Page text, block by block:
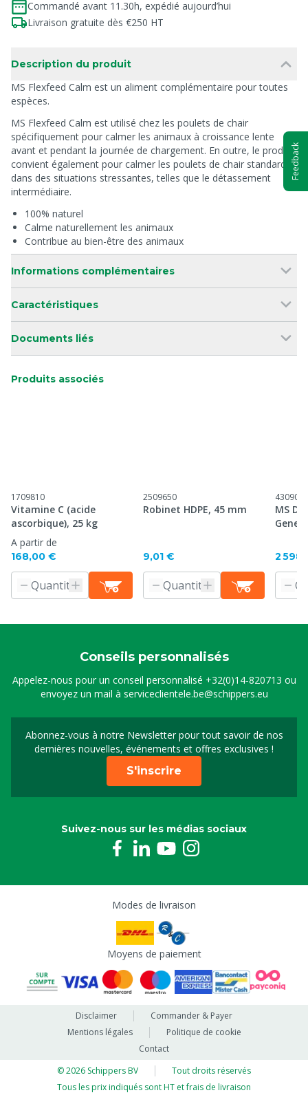
Commandé avant 11.30h, expédié aujourd’hui
Livraison gratuite dès €250 HT
Description du produit
MS Flexfeed Calm est un aliment complémentaire pour toutes
espèces.
MS Flexfeed Calm est utilisé chez les poulets de chair
spécifiquement pour calmer les animaux à croissance lente
avant et pendant la journée de chargement. En outre, le produit
convient également pour calmer les poulets de chair standards
dans des situations stressantes, telles que le détassement
intermédiaire.
100% naturel
Calme naturellement les animaux
Contribue au bien-être des animaux
Informations complémentaires
Caractéristiques
Documents liés
Produits associés
1709810
Vitamine C (acide
ascorbique), 25 kg
A partir de
168,00 €
2509650
Robinet HDPE, 45 mm
9,01 €
4309026
MS
2
Conseils personnalisés
Appelez-nous pour un conseil personnalisé +32(0)14-820713 ou
envoyez un mail à serviceclientele.be@schippers.eu
Abonnez-vous à notre Newsletter pour tout savoir de nos
dernières nouvelles, événements et offres exclusives !
Inscrivez-vous à notre
S'inscrire
Suivez-nous sur les médias sociaux
Modes de livraison
Moyens de paiement
Disclaimer
Commander & Payer
Mentions légales
Politique de cookie
Contact
© 2026 Schippers BV
Tout droits réservés
Tous les prix indiqués sont HT et frais de livraison
Feedback